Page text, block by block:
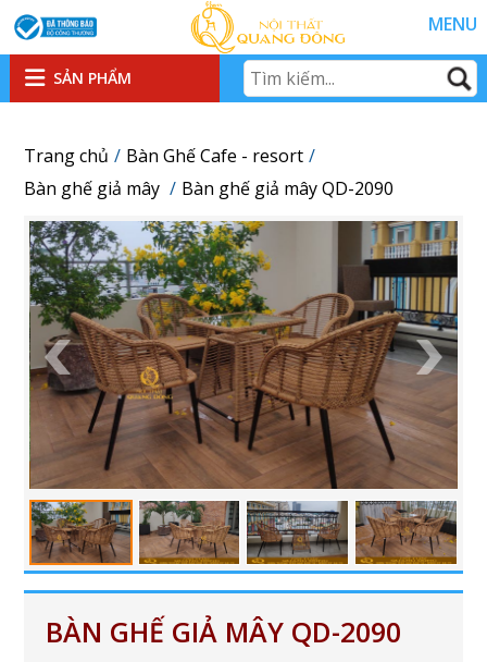
MENU
SẢN PHẨM
Trang chủ
Bàn Ghế Cafe - resort
Bàn ghế giả mây
Bàn ghế giả mây QD-2090
BÀN GHẾ GIẢ MÂY QD-2090